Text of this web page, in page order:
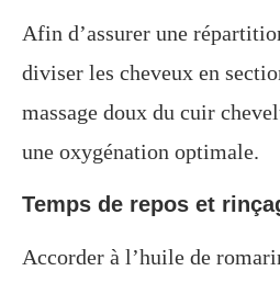
Afin d’assurer une
diviser les cheveux en
massage doux du cuir
une oxygénation optimale.
Temps de repos et
Accorder à l’huile de